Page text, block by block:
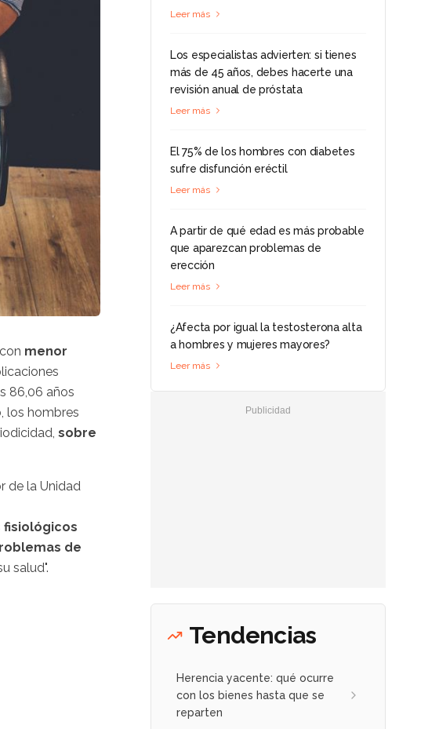
menor
86,06 años
los hombres
sobre
de la Unidad
fisiológicos
de
salud".
Leer más
Los especialistas advierten: si tienes
más de 45 años, debes hacerte una
revisión anual de próstata
Leer más
El 75% de los hombres con diabetes
sufre disfunción eréctil
Leer más
A partir de qué edad es más probable
que aparezcan problemas de
erección
Leer más
¿Afecta por igual la testosterona alta
a hombres y mujeres mayores?
Leer más
Tendencias
Herencia yacente: qué ocurre
con los bienes hasta que se
reparten